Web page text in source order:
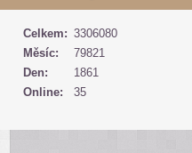
Online: 35
Celkem: 3306080
Měsíc:
79821
Den:
1861